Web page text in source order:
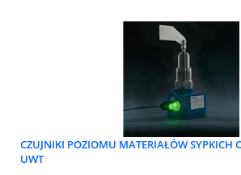
CZUJNIKI POZIOMU MATERIAŁÓW SYPKICH
UWT